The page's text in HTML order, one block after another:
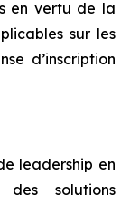
en vertu de la
sur les
d’inscription
leadership en
solutions